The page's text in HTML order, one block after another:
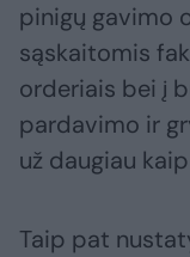
pinigų gavimo
sąskaitomis
orderiais bei į
pardavimo ir
už daugiau
Taip pat